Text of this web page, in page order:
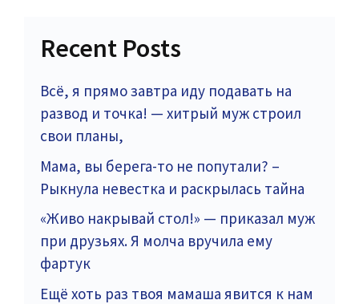
Recent Posts
Всё, я прямо завтра иду подавать на
развод и точка! — хитрый муж строил
свои планы,
Мама, вы берега-то не попутали? –
Рыкнула невестка и раскрылась тайна
«Живо накрывай стол!» — приказал муж
при друзьях. Я молча вручила ему
фартук
Ещё хоть раз твоя мамаша явится к нам